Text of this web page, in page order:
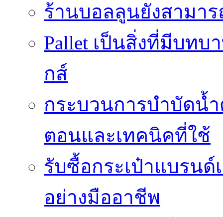
ร้านบอลลูนยังสามาร
Pallet เป็นสิ่งที่มีบท
กส์
กระบวนการบำบัดน้
ตอนและเทคนิคที่ใช้
รับซื้อกระเป๋าแบรนด์
อย่างมืออาชีพ